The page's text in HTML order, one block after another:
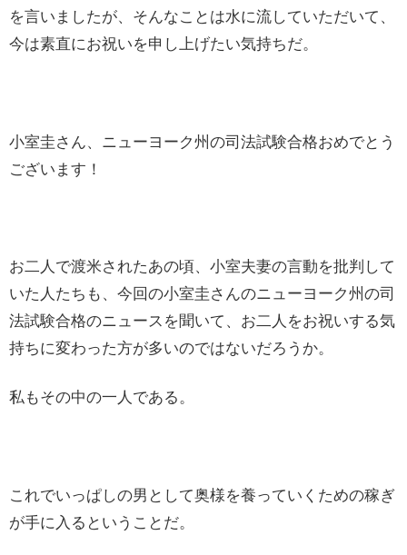
を言いましたが、そんなことは水に流していただいて、
今は素直にお祝いを申し上げたい気持ちだ。
小室圭さん、ニューヨーク州の司法試験合格おめでとう
ございます！
お二人で渡米されたあの頃、小室夫妻の言動を批判して
いた人たちも、今回の小室圭さんのニューヨーク州の司
法試験合格のニュースを聞いて、お二人をお祝いする気
持ちに変わった方が多いのではないだろうか。
私もその中の一人である。
これでいっぱしの男として奥様を養っていくための稼ぎ
が手に入るということだ。